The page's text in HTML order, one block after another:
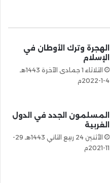
الهجرة وترك الأوطان في
الإسلام
الثلاثاء 1 جمادى الآخرة 1443هـ
4-1-2022م
المسلمون الجدد في الدول
الغربية
الأثنين 24 ربيع الثاني 1443هـ 29-
11-2021م